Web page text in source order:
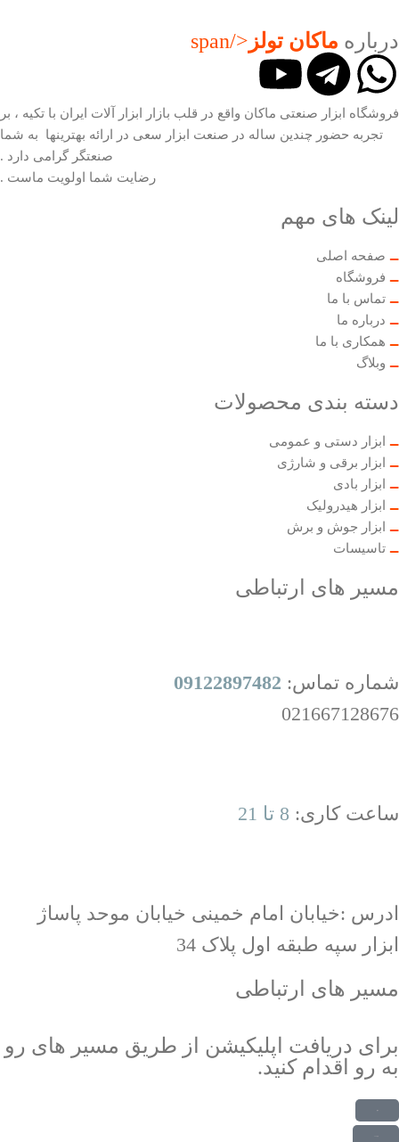
درباره ماکان تولز </span
فروشگاه ابزار صنعتی ماکان واقع در قلب بازار ابزار آلات ایران با تکیه ، بر
تجربه حضور چندین ساله در صنعت ابزار سعی در ارائه بهترینها به شما
صنعتگر گرامی دارد .
رضایت شما اولویت ماست .
لینک های مهم
صفحه اصلی
فروشگاه
تماس با ما
درباره ما
همکاری با ما
وبلاگ
دسته بندی محصولات
ابزار دستی و عمومی
ابزار برقی و شارژی
ابزار بادی
ابزار هیدرولیک
ابزار جوش و برش
تاسیسات
مسیر های ارتباطی
شماره تماس: 09122897482
021667128676
ساعت کاری: 8 تا 21
ادرس :خیابان امام خمینی خیابان موحد پاساژ
ابزار سپه طبقه اول پلاک 34
مسیر های ارتباطی
برای دریافت اپلیکیشن از طریق مسیر های رو
به رو اقدام کنید.